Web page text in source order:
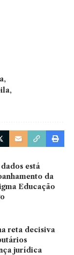
está
da
Educação
reta decisiva
jurídica